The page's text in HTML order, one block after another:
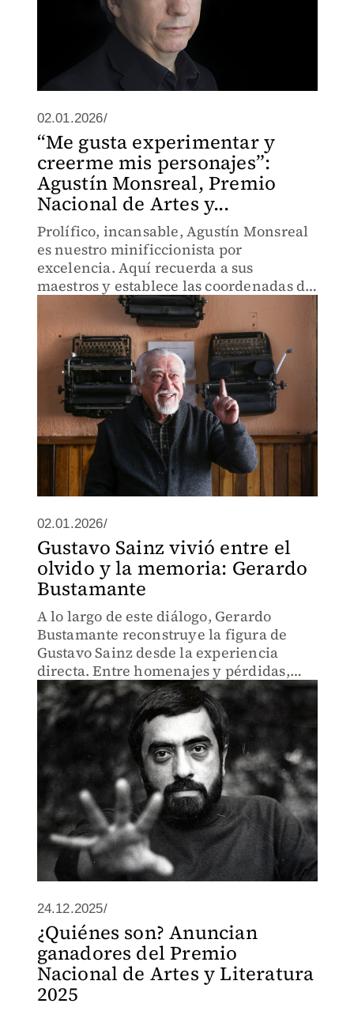
02.01.2026/
“Me gusta experimentar y
creerme mis personajes”:
Agustín Monsreal, Premio
Nacional de Artes y...
Prolífico, incansable, Agustín Monsreal
es nuestro minificcionista por
excelencia. Aquí recuerda a sus
maestros y establece las coordenadas de
su estilo literario.
02.01.2026/
Gustavo Sainz vivió entre el
olvido y la memoria: Gerardo
Bustamante
A lo largo de este diálogo, Gerardo
Bustamante reconstruye la figura de
Gustavo Sainz desde la experiencia
directa. Entre homenajes y pérdidas,
surge su reconocimiento como parte de
la historia literaria.
24.12.2025/
¿Quiénes son? Anuncian
ganadores del Premio
Nacional de Artes y Literatura
2025